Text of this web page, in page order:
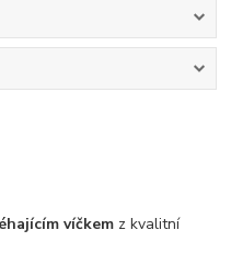
víčkem z kvalitní